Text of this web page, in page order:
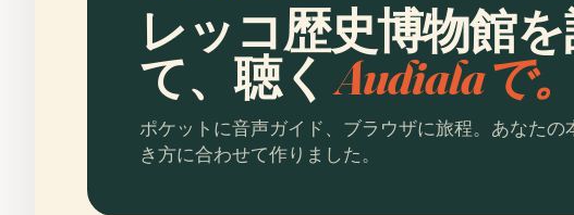
レッコ歴史博物館
て、聴くAudialaで。
ポケットに音声ガイド、ブラウザに旅程。あなたの
き方に合わせて作りました。